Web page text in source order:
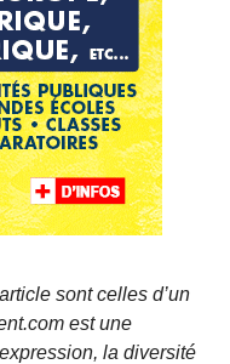
sont celles d’un
est une
la diversité